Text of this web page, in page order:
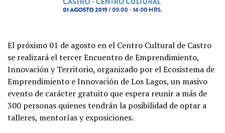
El próximo 01 de agosto en el Centro Cultural de Castro
se realizará el tercer Encuentro de Emprendimiento,
Innovación y Territorio, organizado por el Ecosistema de
Emprendimiento e Innovación de Los Lagos, un masivo
evento de carácter gratuito que espera reunir a más de
300 personas quienes tendrán la posibilidad de optar a
talleres, mentorías y exposiciones.